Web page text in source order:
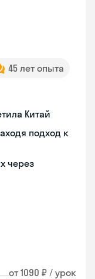
45 лет опыта
Китай
подход к
через
от 1090 ₽ / урок